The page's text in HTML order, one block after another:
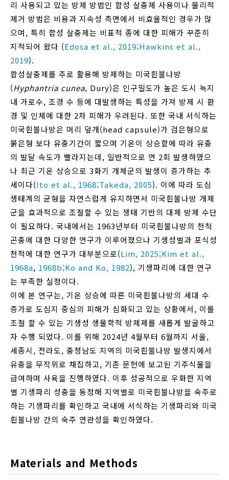
리 사용되고 있는 방제 방법인 합성 살충제 사용이나 물리적
제거 방법은 비용과 지속성 측면에서 비효율적인 경우가 많
으며, 특히 합성 살충제는 비표적 종에 대한 피해가 꾸준히
지적되어 왔다 (Edosa et al., 2019;Hawkins et al.,
2019).
합성살충제를 주로 활용해 방제하는 미국흰불나방
(Hyphantria cunea, Dury)은 인구밀도가 높은 도시 녹지
내 가로수, 조경 수 등에 대발생하는 특성을 가져 방제 시 환
경 및 인체에 대한 2차 피해가 우려된다. 또한 국내 서식하는
미국흰불나방은 머리 덮개(head capsule)가 검은형으로
붉은형 보다 유충기간이 짧으며 기온이 상승함에 따라 유충
의 발달 속도가 빨라지는데, 일반적으로 연 2회 발생하였으
나 최근 기온 상승으로 3화기 개체군의 발생이 증가하는 추
세이다(Ito et al., 1968;Takeda, 2005). 이에 따라 도심
생태계의 균형을 자연스럽게 유지하면서 미국흰불나방 개체
군을 효과적으로 조절할 수 있는 생태 기반의 대체 방제 수단
이 필요하다. 국내에서는 1963년부터 미국흰불나방의 천척
곤충에 대한 다양한 연구가 이루어졌으나 기생성벌과 포식성
천적에 대한 연구가 대부분으로(Lim, 2025;Kim et al.,
1968a, 1968b;Ko and Ko, 1982), 기생파리에 대한 연구
는 부족한 실정이다.
이에 본 연구는, 기온 상승에 따른 미국흰불나방의 세대 수
증가로 도심지 중심의 피해가 심화되고 있는 상황에서, 이를
조절 할 수 있는 기생성 생물학적 방제제를 새롭게 발굴하고
자 수행 되었다. 이를 위해 2024년 4월부터 6월까지 서울,
세종시, 전라도, 충청남도 지역의 미국흰불나방 발생지에서
유충을 무작위로 채집하고, 기존 문헌에 보고된 기주식물을
급여하며 사육을 진행하였다. 이후 성공적으로 우화한 지역
별 기생파리 성충을 동정해 지역별로 미국흰불나방을 숙주로
하는 기생파리를 확인하고 국내에 서식하는 기생파리와 미국
흰불나방 간의 숙주 연관성을 확인하였다.
Materials and Methods